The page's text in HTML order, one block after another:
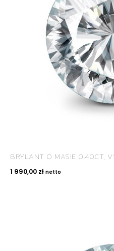
BRYLANT O MASIE 0.40CT,
1 990,00 zł netto